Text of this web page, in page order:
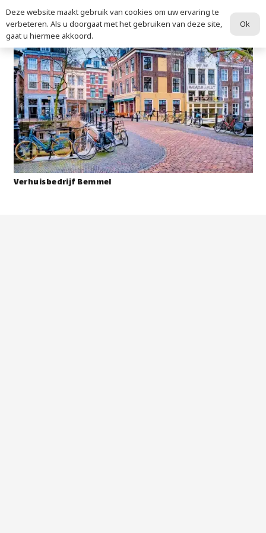
Verhuisbedrijf Bemmel
Deze website maakt gebruik van cookies om uw ervaring te
verbeteren. Als u doorgaat met het gebruiken van deze site,
gaat u hiermee akkoord.
Ok